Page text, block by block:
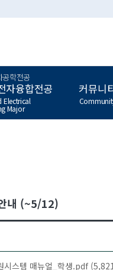
공학전공
자융합전공
Electrical
Major
커뮤니
내 (~5/12)
시스템 매뉴얼_학생.pdf